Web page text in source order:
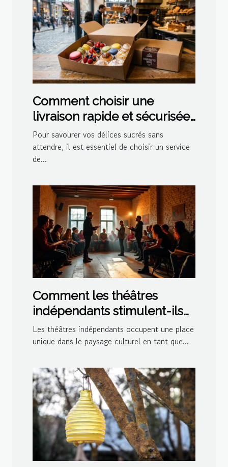
Comment choisir une
livraison rapide et sécurisée
pour vos délices sucrés ?
Pour savourer vos délices sucrés sans
attendre, il est essentiel de choisir un service
de...
Comment les théâtres
indépendants stimulent-ils
la créativité culturelle ?
Les théâtres indépendants occupent une place
unique dans le paysage culturel en tant que...